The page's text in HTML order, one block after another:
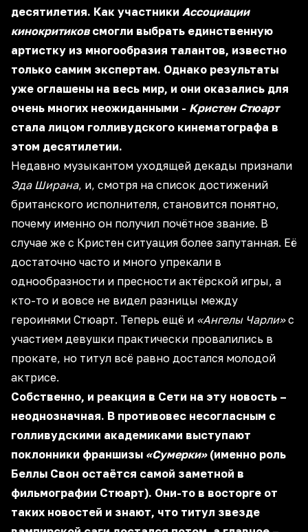
десятилетия. Как участники Ассоциации
кинокритиковсмогли выбрать единственную
артистку из многообразия талантов, известно
только самим экспертам. Однако результаты
уже оглашены на весь мир, и они оказались для
очень многих неожиданными - Кристен Стюарт
стала лицом голливудского кинематографа в
этом десятилетии.
Недавно музыкантом уходящей декады признали
Эда Ширана, и, смотря на список достижений
британского исполнителя, становится понятно,
почему именно он получил почётное звание. В
случае же с Кристен ситуация более запутанная. Её
достаточно часто и много упрекали в
однообразности и пресности актёрской игры, а
кто-то и вовсе не видел разницы между
героинями Стюарт. Теперь ещё и «Ангелы Чарли»с
участием девушки практически провалились в
прокате, но титул всё равно достался молодой
актрисе.
Собственно, и реакция в Сети на эту новость –
неоднозначная. В противовес несогласным с
голливудскими академиками выступают
поклонники франшизы «Сумерки»(именно роль
Беллы Свон остаётся самой заметной в
фильмографии Стюарт). Они-то в восторге от
таких новостей и знают, что титул звезде